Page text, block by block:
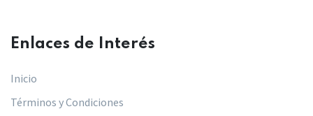
Enlaces de Interés​
Inicio
Términos y Condiciones